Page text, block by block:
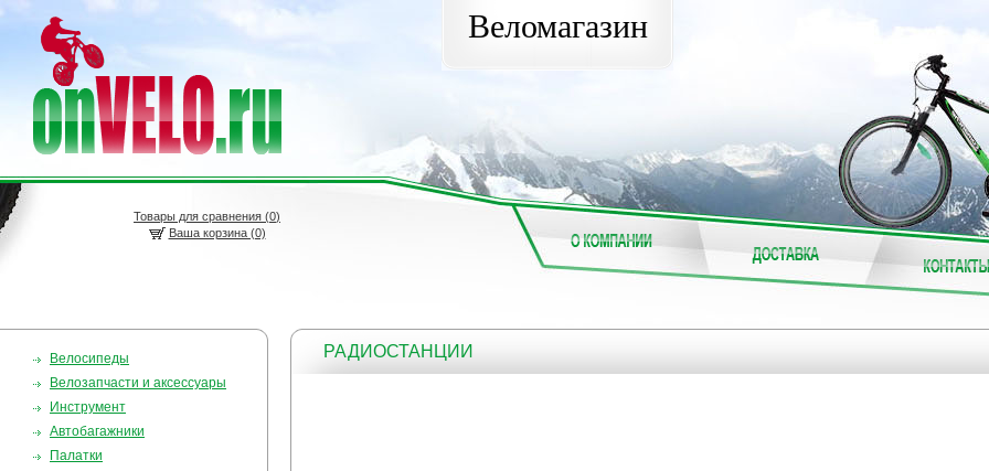
Веломагазин
Товары для сравнения (0)
Ваша корзина (0)
Велосипеды
Велозапчасти и аксессуары
Инструмент
Автобагажники
Палатки
РАДИОСТАНЦИИ